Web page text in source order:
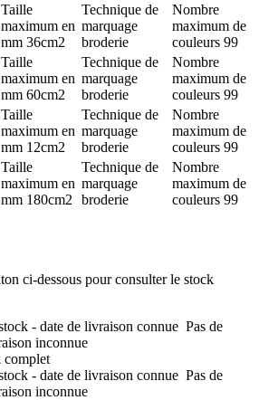
Taille
maximum en
mm 36cm2
Technique de
marquage
broderie
Nombre
maximum de
couleurs 99
Taille
maximum en
mm 60cm2
Technique de
marquage
broderie
Nombre
maximum de
couleurs 99
Taille
maximum en
mm 12cm2
Technique de
marquage
broderie
Nombre
maximum de
couleurs 99
Taille
maximum en
mm 180cm2
Technique de
marquage
broderie
Nombre
maximum de
couleurs 99
ci-dessous pour consulter le stock
- date de livraison connue Pas de
inconnue
complet
- date de livraison connue Pas de
inconnue